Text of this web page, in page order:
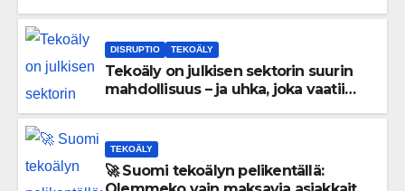
DISRUPTIO TEKOÄLY
Tekoäly on julkisen sektorin suurin
mahdollisuus – ja uhka, joka vaatii
TEKOÄLY
🚀 Suomi tekoälyn pelikentällä: